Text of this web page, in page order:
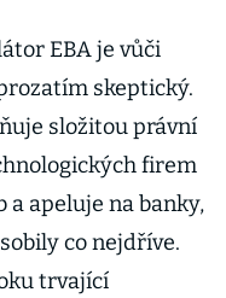
EBA je vůči
skeptický.
složitou právní
firem
a apeluje na banky,
co nejdříve.
trvající